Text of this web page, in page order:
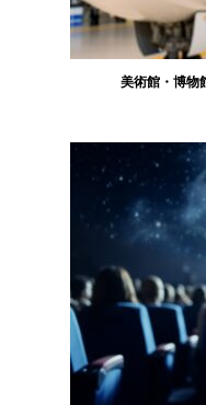
美術館・博物